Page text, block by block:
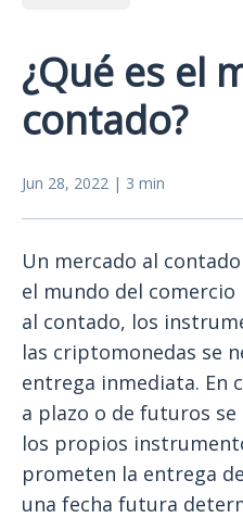
¿Qué es el
contado?
Jun 28, 2022 | 3 min
Un mercado al
el mundo del
al contado, los
las criptomonedas se
entrega inmediata. En
a plazo o de futuros
los propios
prometen la entrega
una fecha futura